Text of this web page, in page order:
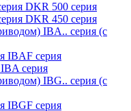
DKR 500 серия
DKR 450 серия
IBA.. серия (с
IBAF серия
IBA серия
IBG.. серия (с
IBGF серия